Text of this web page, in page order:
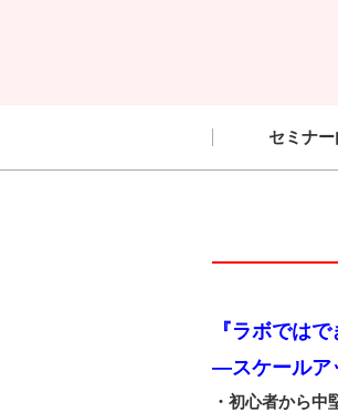
セミナ
『ラボでは
―スケールア
・初心者から